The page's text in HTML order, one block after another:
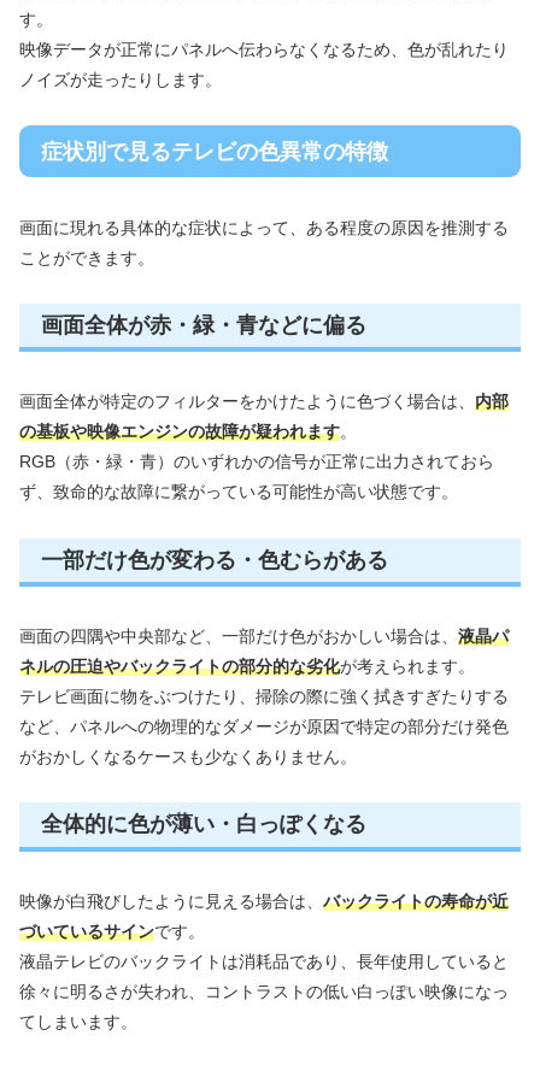
す。
映像データが正常にパネルへ伝わらなくなるため、色が乱れたり
ノイズが走ったりします。
症状別で見るテレビの色異常の特徴
画面に現れる具体的な症状によって、ある程度の原因を推測する
ことができます。
画面全体が赤・緑・青などに偏る
画面全体が特定のフィルターをかけたように色づく場合は、 内部
の基板や映像エンジンの故障が疑われます。
RGB（赤・緑・青）のいずれかの信号が正常に出力されておら
ず、致命的な故障に繋がっている可能性が高い状態です。
一部だけ色が変わる・色むらがある
画面の四隅や中央部など、一部だけ色がおかしい場合は、 液晶パ
ネルの圧迫やバックライトの部分的な劣化が考えられます。
テレビ画面に物をぶつけたり、掃除の際に強く拭きすぎたりする
など、パネルへの物理的なダメージが原因で特定の部分だけ発色
がおかしくなるケースも少なくありません。
全体的に色が薄い・白っぽくなる
映像が白飛びしたように見える場合は、 バックライトの寿命が近
づいているサインです。
液晶テレビのバックライトは消耗品であり、長年使用していると
徐々に明るさが失われ、コントラストの低い白っぽい映像になっ
てしまいます。